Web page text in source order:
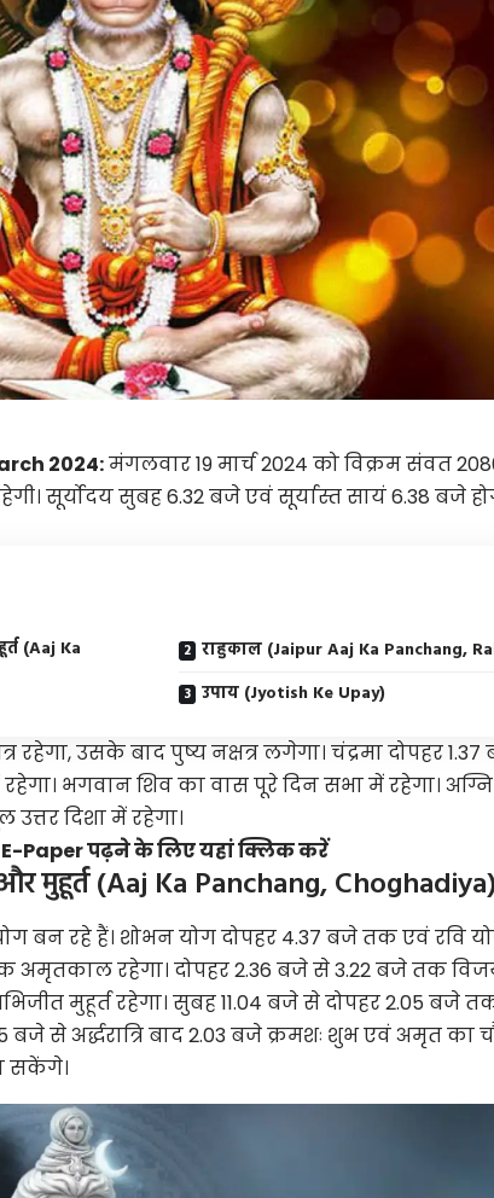
2024:मंगलवार 19 मार्च 2024 को विक्रम संवत
सूर्योदय सुबह 6.32 बजे एवं सूर्यास्त सायं 6.38 बजे
(Aaj Ka
राहुकाल (Jaipur Aaj Ka Panchang,
उपाय (Jyotish Ke Upay)
रहेगा, उसके बाद पुष्य नक्षत्र लगेगा। चंद्रमा दोपहर
भगवान शिव का वास पूरे दिन सभा में रहेगा।
उत्तर दिशा में रहेगा।
Paper पढ़ने के लिए यहां क्लिक करें
मुहूर्त (Aaj Ka Panchang, Choghadiya)
बन रहे हैं। शोभन योग दोपहर 4.37 बजे तक एवं रवि योग
अमृतकाल रहेगा। दोपहर 2.36 बजे से 3.22 बजे तक विजय
मुहूर्त रहेगा। सुबह 11.04 बजे से दोपहर 2.05 बजे
बजे से अर्द्धरात्रि बाद 2.03 बजे क्रमशः शुभ एवं अमृत का
सकेंगे।